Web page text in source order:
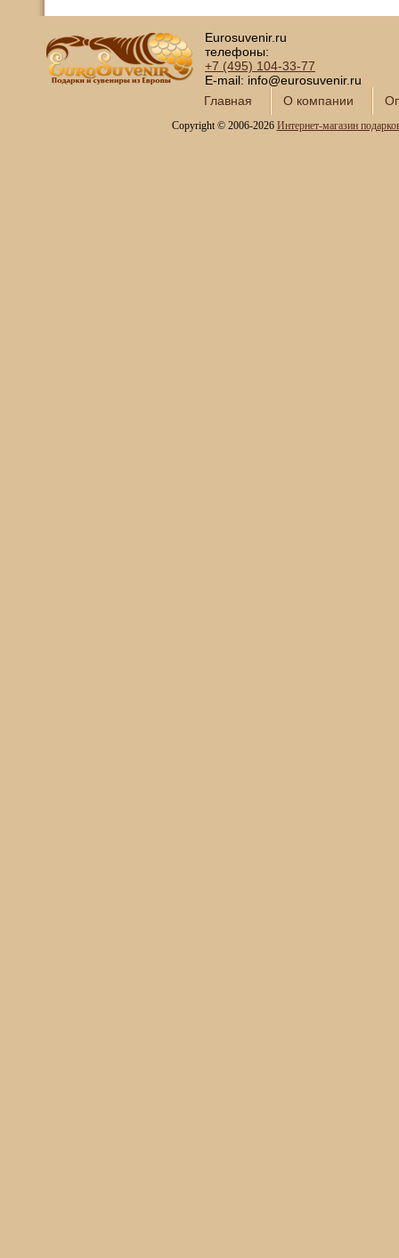
Eurosuvenir.ru
телефоны:
+7 (495) 104-33-77
E-mail: info@eurosuvenir.ru
Главная
О компании
Copyright © 2006-2026 Интернет-магазин